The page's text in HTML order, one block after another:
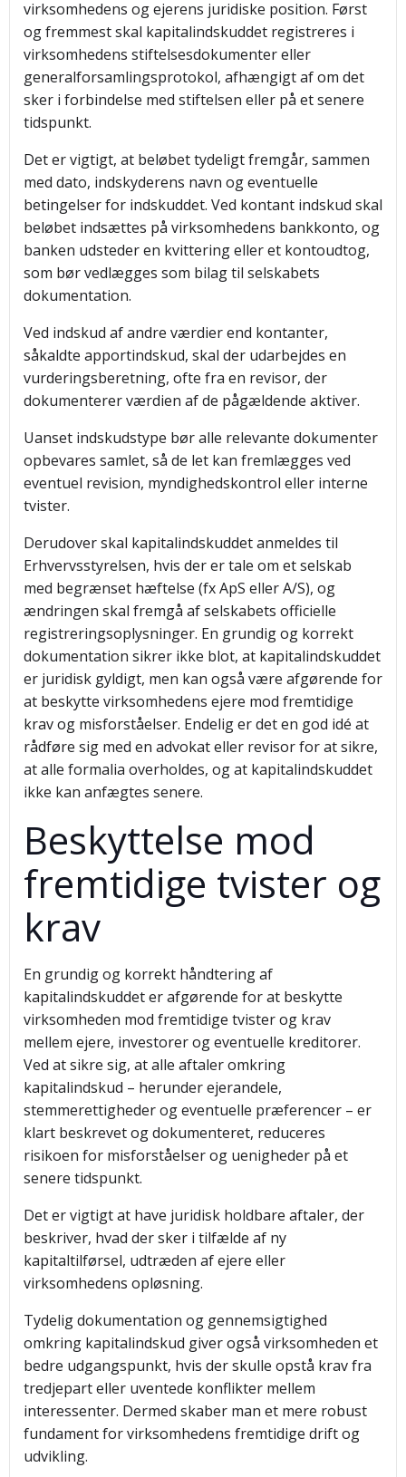
virksomhedens og ejerens juridiske position. Først
og fremmest skal kapitalindskuddet registreres i
virksomhedens stiftelsesdokumenter eller
generalforsamlingsprotokol, afhængigt af om det
sker i forbindelse med stiftelsen eller på et senere
tidspunkt.
Det er vigtigt, at beløbet tydeligt fremgår, sammen
med dato, indskyderens navn og eventuelle
betingelser for indskuddet. Ved kontant indskud skal
beløbet indsættes på virksomhedens bankkonto, og
banken udsteder en kvittering eller et kontoudtog,
som bør vedlægges som bilag til selskabets
dokumentation.
Ved indskud af andre værdier end kontanter,
såkaldte apportindskud, skal der udarbejdes en
vurderingsberetning, ofte fra en revisor, der
dokumenterer værdien af de pågældende aktiver.
Uanset indskudstype bør alle relevante dokumenter
opbevares samlet, så de let kan fremlægges ved
eventuel revision, myndighedskontrol eller interne
tvister.
Derudover skal kapitalindskuddet anmeldes til
Erhvervsstyrelsen, hvis der er tale om et selskab
med begrænset hæftelse (fx ApS eller A/S), og
ændringen skal fremgå af selskabets officielle
registreringsoplysninger. En grundig og korrekt
dokumentation sikrer ikke blot, at kapitalindskuddet
er juridisk gyldigt, men kan også være afgørende for
at beskytte virksomhedens ejere mod fremtidige
krav og misforståelser. Endelig er det en god idé at
rådføre sig med en advokat eller revisor for at sikre,
at alle formalia overholdes, og at kapitalindskuddet
ikke kan anfægtes senere.
Beskyttelse mod
fremtidige tvister og
krav
En grundig og korrekt håndtering af
kapitalindskuddet er afgørende for at beskytte
virksomheden mod fremtidige tvister og krav
mellem ejere, investorer og eventuelle kreditorer.
Ved at sikre sig, at alle aftaler omkring
kapitalindskud – herunder ejerandele,
stemmerettigheder og eventuelle præferencer – er
klart beskrevet og dokumenteret, reduceres
risikoen for misforståelser og uenigheder på et
senere tidspunkt.
Det er vigtigt at have juridisk holdbare aftaler, der
beskriver, hvad der sker i tilfælde af ny
kapitaltilførsel, udtræden af ejere eller
virksomhedens opløsning.
Tydelig dokumentation og gennemsigtighed
omkring kapitalindskud giver også virksomheden et
bedre udgangspunkt, hvis der skulle opstå krav fra
tredjepart eller uventede konflikter mellem
interessenter. Dermed skaber man et mere robust
fundament for virksomhedens fremtidige drift og
udvikling.